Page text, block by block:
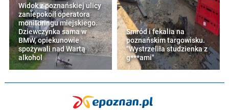
Widok z poznańskiej ulicy
zaniepokoił operatora
monitoringu miejskiego.
Dziewczynka sama w
BMW, opiekunowie
spożywali nad Wartą
alkohol
Smród i fekalia na
poznańskim targowisku.
"Wystrzeliła studzienka z
g***ami"